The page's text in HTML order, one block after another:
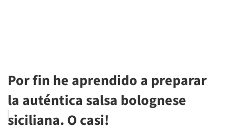
Por fin he aprendido a preparar
la auténtica salsa bolognese
siciliana. O casi!